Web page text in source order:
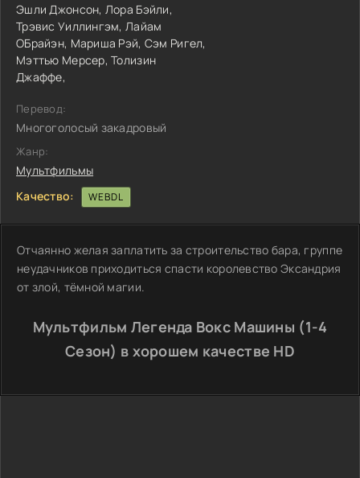
Эшли Джонсон, Лора Бэйли,
Трэвис Уиллингэм,Лайам
ОБрайэн, Мариша Рэй, Сэм Ригел,
Мэттью Мерсер,Толизин
Джаффе,
Перевод:
Многоголосый закадровый
Жанр:
Мультфильмы
Качество:
WEBDL
Отчаянно желая заплатить за строительство бара, группе
неудачников приходиться спасти королевство Эксандрия
от злой, тёмной магии.
Мультфильм Легенда Вокс Машины (1-4
Сезон) в хорошем качестве HD